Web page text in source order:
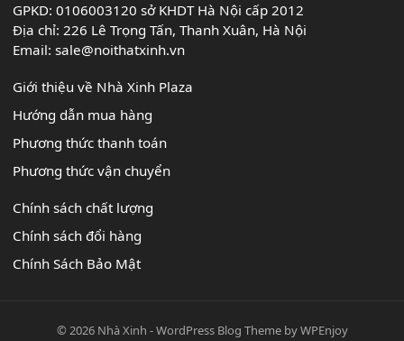
GPKD: 0106003120 sở KHDT Hà Nội cấp 2012
Địa chỉ: 226 Lê Trọng Tấn, Thanh Xuân, Hà Nội
Email:sale@noithatxinh.vn
Giới thiệu về Nhà Xinh Plaza
Hướng dẫn mua hàng
Phương thức thanh toán
Phương thức vận chuyển
Chính sách chất lượng
Chính sách đổi hàng
Chính Sách Bảo Mật
© 2026 Nhà Xinh -WordPress Blog ThemebyWPEnjoy